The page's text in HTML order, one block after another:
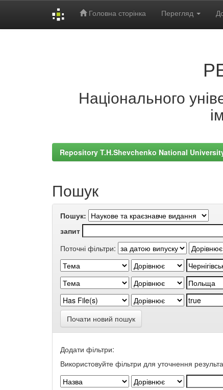
Головна сторінка Перегляд
Національного
Repository T.H.Shevchenko National
Пошук
Пошук:
запит
Поточні фільтри:
Почати новий пошук
Додати фільтри:
Використовуйте фільтри для уточнення